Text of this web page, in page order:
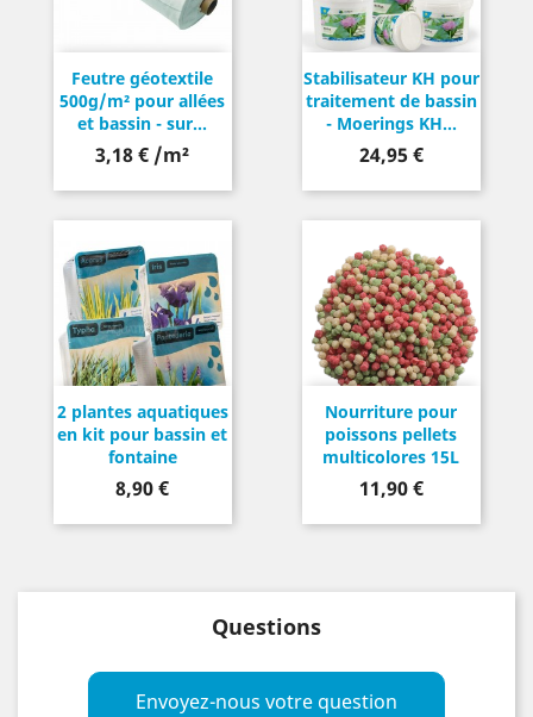
Feutre géotextile
500g/m² pour allées
et bassin - sur...
3,18 € /m²
Stabilisateur KH pour
traitement de bassin
- Moerings KH...
Prix
24,95 €
2 plantes aquatiques
en kit pour bassin et
fontaine
Prix
8,90 €
Nourriture pour
poissons pellets
multicolores 15L
Prix
11,90 €
Questions
Envoyez-nous votre question